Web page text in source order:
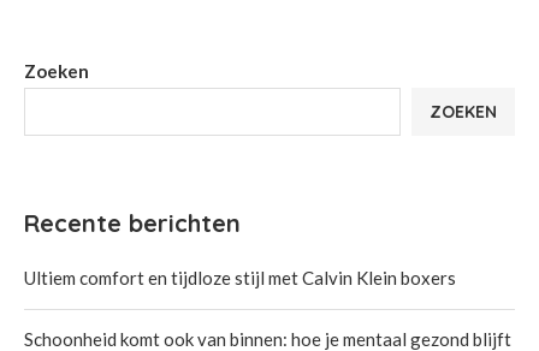
Zoeken
ZOEKEN
Recente berichten
Ultiem comfort en tijdloze stijl met Calvin Klein boxers
Schoonheid komt ook van binnen: hoe je mentaal gezond blijft